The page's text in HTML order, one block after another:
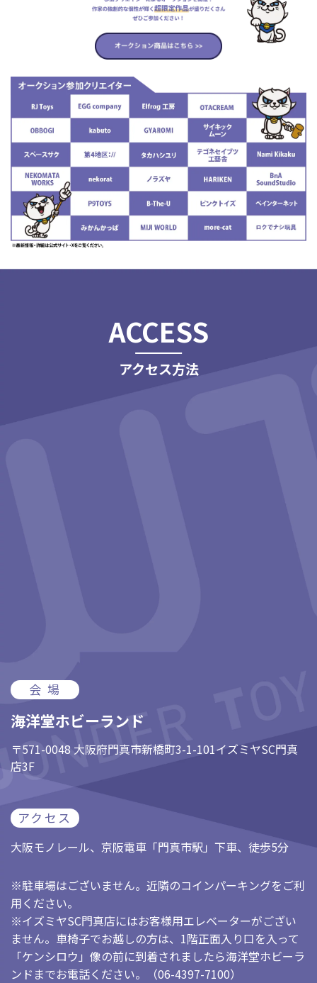
ACCESS
アクセス方法
会 場
海洋堂ホビーランド
〒571-0048 大阪府門真市新橋町3-1-101イズミヤSC門真
店3F
アクセス
大阪モノレール、京阪電車「門真市駅」下車、徒歩5分
※駐車場はございません。近隣のコインパーキングをご利
用ください。
※イズミヤSC門真店にはお客様用エレベーターがござい
ません。車椅子でお越しの方は、1階正面入り口を入って
「ケンシロウ」像の前に到着されましたら海洋堂ホビーラ
ンドまでお電話ください。（06-4397-7100）